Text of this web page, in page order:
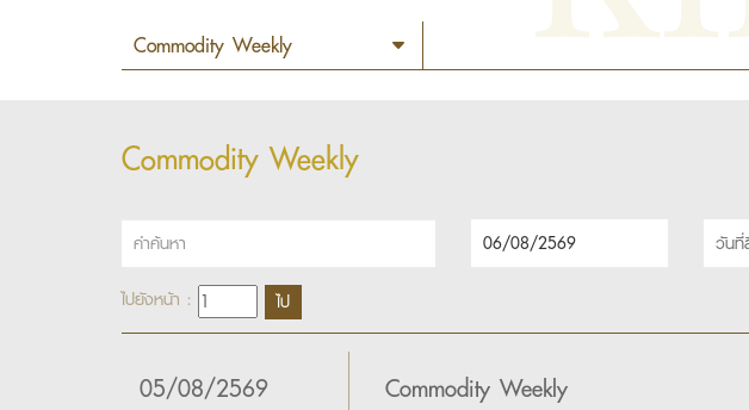
Commodity Weekly
ไปยังหน้า :
05/08/2569 Commodity Weekly